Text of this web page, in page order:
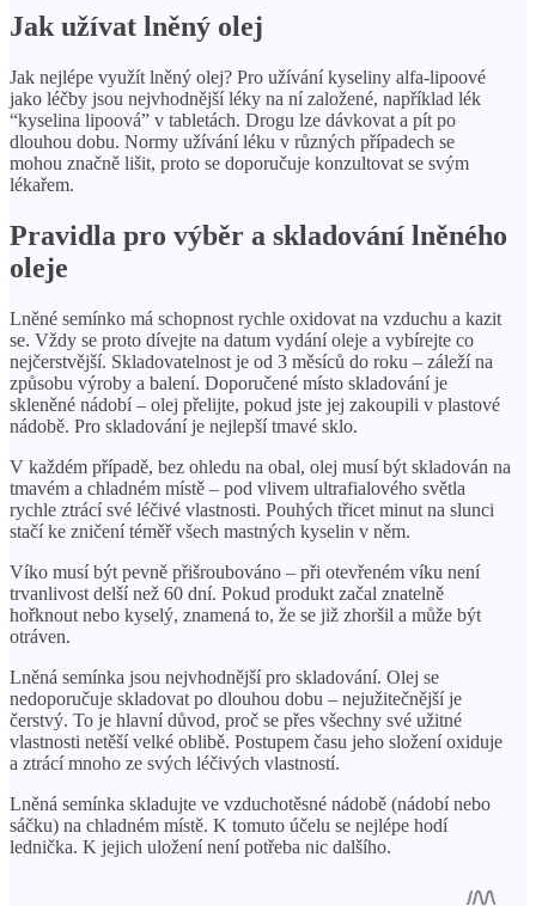
Jak užívat lněný olej
Jak nejlépe využít lněný olej? Pro užívání kyseliny alfa-lipoové
jako léčby jsou nejvhodnější léky na ní založené, například lék
“kyselina lipoová” v tabletách. Drogu lze dávkovat a pít po
dlouhou dobu. Normy užívání léku v různých případech se
mohou značně lišit, proto se doporučuje konzultovat se svým
lékařem.
Pravidla pro výběr a skladování lněného
oleje
Lněné semínko má schopnost rychle oxidovat na vzduchu a kazit
se. Vždy se proto dívejte na datum vydání oleje a vybírejte co
nejčerstvější. Skladovatelnost je od 3 měsíců do roku – záleží na
způsobu výroby a balení. Doporučené místo skladování je
skleněné nádobí – olej přelijte, pokud jste jej zakoupili v plastové
nádobě. Pro skladování je nejlepší tmavé sklo.
V každém případě, bez ohledu na obal, olej musí být skladován na
tmavém a chladném místě – pod vlivem ultrafialového světla
rychle ztrácí své léčivé vlastnosti. Pouhých třicet minut na slunci
stačí ke zničení téměř všech mastných kyselin v něm.
Víko musí být pevně přišroubováno – při otevřeném víku není
trvanlivost delší než 60 dní. Pokud produkt začal znatelně
hořknout nebo kyselý, znamená to, že se již zhoršil a může být
otráven.
Lněná semínka jsou nejvhodnější pro skladování. Olej se
nedoporučuje skladovat po dlouhou dobu – nejužitečnější je
čerstvý. To je hlavní důvod, proč se přes všechny své užitné
vlastnosti netěší velké oblibě. Postupem času jeho složení oxiduje
a ztrácí mnoho ze svých léčivých vlastností.
Lněná semínka skladujte ve vzduchotěsné nádobě (nádobí nebo
sáčku) na chladném místě. K tomuto účelu se nejlépe hodí
lednička. K jejich uložení není potřeba nic dalšího.